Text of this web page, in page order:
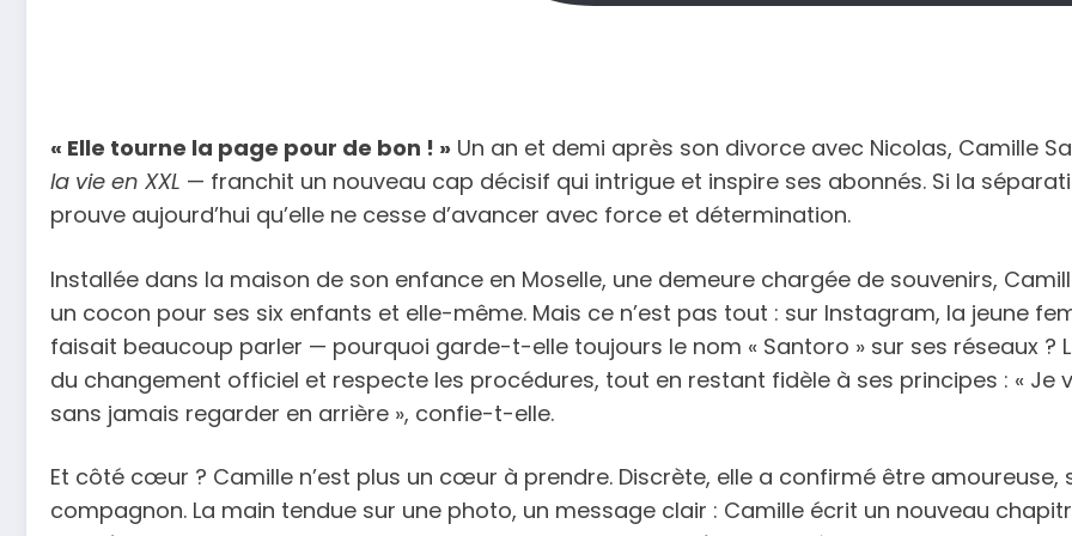
« Elle tourne la page pour de bon ! » Un an et demi après son divorce avec Nicolas, Camille
la vie en XXL — franchit un nouveau cap décisif qui intrigue et inspire ses abonnés. Si la
prouve aujourd’hui qu’elle ne cesse d’avancer avec force et détermination.
Installée dans la maison de son enfance en Moselle, une demeure chargée de souvenirs,
un cocon pour ses six enfants et elle-même. Mais ce n’est pas tout : sur Instagram, la jeune
faisait beaucoup parler — pourquoi garde-t-elle toujours le nom « Santoro » sur ses réseaux ?
du changement officiel et respecte les procédures, tout en restant fidèle à ses principes : « Je
sans jamais regarder en arrière », confie-t-elle.
Et côté cœur ? Camille n’est plus un cœur à prendre. Discrète, elle a confirmé être
compagnon. La main tendue sur une photo, un message clair : Camille écrit un nouveau